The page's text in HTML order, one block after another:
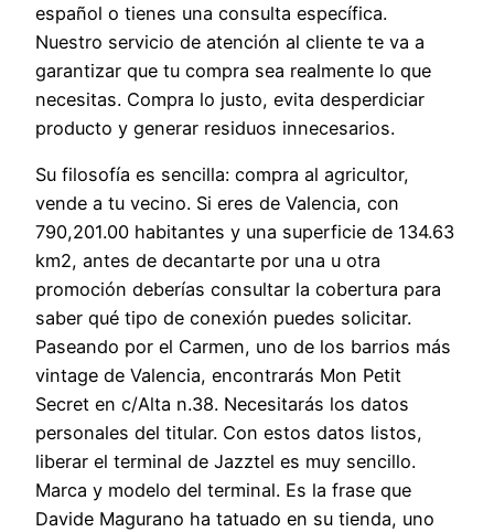
español o tienes una consulta específica.
Nuestro servicio de atención al cliente te va a
garantizar que tu compra sea realmente lo que
necesitas. Compra lo justo, evita desperdiciar
producto y generar residuos innecesarios.
Su filosofía es sencilla: compra al agricultor,
vende a tu vecino. Si eres de Valencia, con
790,201.00 habitantes y una superficie de 134.63
km2, antes de decantarte por una u otra
promoción deberías consultar la cobertura para
saber qué tipo de conexión puedes solicitar.
Paseando por el Carmen, uno de los barrios más
vintage de Valencia, encontrarás Mon Petit
Secret en c/Alta n.38. Necesitarás los datos
personales del titular. Con estos datos listos,
liberar el terminal de Jazztel es muy sencillo.
Marca y modelo del terminal. Es la frase que
Davide Magurano ha tatuado en su tienda, uno